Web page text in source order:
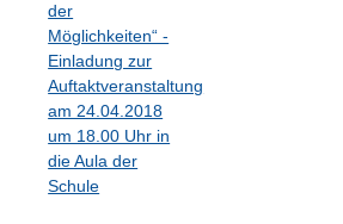
der
Möglichkeiten“ -
Einladung zur
Auftaktveranstaltung
am 24.04.2018
um 18.00 Uhr in
die Aula der
Schule